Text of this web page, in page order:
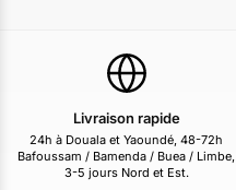
Livraison rapide
24h à Douala et Yaoundé, 48-72h
Bafoussam / Bamenda / Buea / Limbe,
3-5 jours Nord et Est.